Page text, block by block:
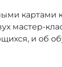
картами
мастер-
и об